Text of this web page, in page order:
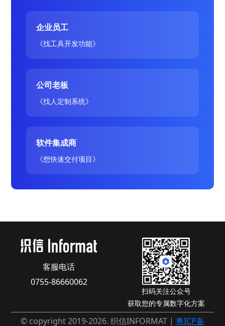
企业员工
《找工具开发功能》
公司老板
《找人定制系统》
软件集成商
《想快速交付项目》
客服电话
0755-86660062
扫码关注公众号
获取您的专属数字化方案
© copyright 2019-2026. 织信INFORMAT | 粤ICP备